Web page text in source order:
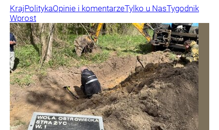
KrajPolitykaOpinie i komentarzeTylko u NasTygodnik
Wprost